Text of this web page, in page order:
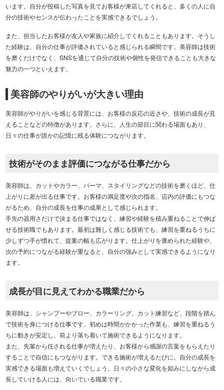
います。自分が投稿した写真を見てお客様が来店してくれると、多くの人に自
分の技術やセンスが伝わったことを実感できるでしょう。
また、担当したお客様が友人や家族に紹介してくれることもあります。そうし
た経験は、自分の仕事が評価されていると感じられる瞬間です。美容師は技術
を磨くだけでなく、SNSを通じて自分の技術や個性を発信できることも大きな
魅力の一つといえます。
美容師のやりがいが大きい理由
美容師がやりがいを感じる背景には、お客様の反応の近さや、技術の成長が見
えることなどの特徴があります。さらに、人生の節目に関わる場面もあり、
日々の仕事が誰かの記憶に残る体験につながります。
技術がそのまま評価につながる仕事だから
美容師は、カットやカラー、パーマ、スタイリングなどの技術を磨くほど、仕
上がりに差が出る仕事です。お客様の満足度や次の指名、店内の評価にもつな
がるため、自分の成長を仕事の成果として感じられます。
手先の器用さだけで決まる仕事ではなく、練習や経験を積み重ねることで伸ば
せる技術職でもあります。最初は難しく感じる技術でも、練習を重ねるうちに
少しずつ手が慣れて、提案の幅も広がります。仕上がりを褒められた経験や、
次の予約につながる経験が重なると、自分の強みとして実感できるようになり
ます。
成長が目に見えてわかる職業だから
美容師は、シャンプーやブロー、カラーリング、カット練習など、段階を踏ん
で技術を身につける仕事です。初めは時間がかかった作業も、練習を重ねるう
ちに動きが安定し、前より落ち着いて施術できるようになります。
また、先輩から任される仕事が増えたり、お客様から感謝の言葉をもらえたり
することで自信にもつながります。できる施術が増えるたびに、自分の成長を
実感できる場面も増えていくでしょう。日々の小さな変化を励みにしながら成
長していける人には、向いている職業です。